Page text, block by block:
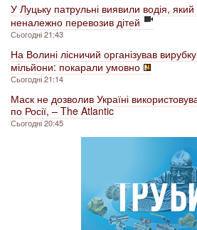
У Луцьку патрульні виявили водія, який
неналежно перевозив дітей
Сьогодні 21:43
На Волині лісничий організував
мільйони: покарали умовно
Сьогодні 21:14
Маск не дозволив Україні
по Росії, – The Atlantic
Сьогодні 20:45